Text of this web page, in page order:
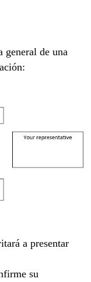
general de una
a presentar
su